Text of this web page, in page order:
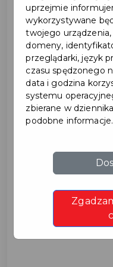
Straż
ciepła
RAZEM
uprzejmie
wykorzystywane
twojego urządzenia,
domeny,
przeglądarki, język
czasu spędzonego
data i godzina
systemu
zbierane w
podobne informacje.